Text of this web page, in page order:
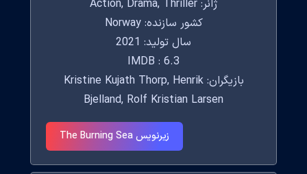
ژانر: Action, Drama, Thriller
کشور سازنده: Norway
سال تولید: 2021
IMDB : 6.3
بازیگران: Kristine Kujath Thorp, Henrik
Bjelland, Rolf Kristian Larsen
زیرنویس The Burning Sea